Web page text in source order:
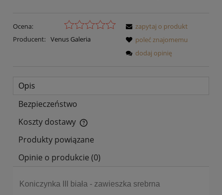
Ocena:
Producent: Venus Galeria
zapytaj o produkt
poleć znajomemu
dodaj opinię
Opis
Bezpieczeństwo
Koszty dostawy
Cena nie zawiera ewentualnych kosztów płatności
Produkty powiązane
Opinie o produkcie (0)
Koniczynka III biała - zawieszka srebrna